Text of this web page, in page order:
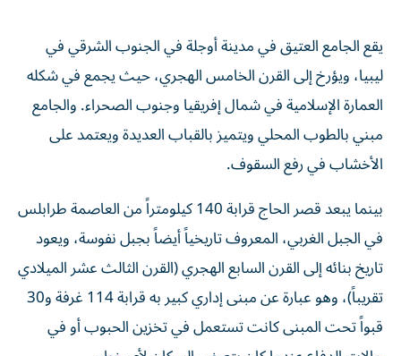
يقع الجامع العتيق في مدينة أوجلة في الجنوب الشرقي في
ليبيا، ويؤرخ إلى القرن الخامس الهجري، حيث يجمع في ⁠شكله
العمارة الإسلامية في شمال إفريقيا وجنوب الصحراء. والجامع
مبني بالطوب المحلي ويتميز بالقباب العديدة ويعتمد على
الأخشاب في رفع السقوف.
بينما يبعد قصر الحاج قرابة 140 كيلومتراً من العاصمة طرابلس
​في الجبل ‌الغربي، المعروف تاريخياً أيضاً بجبل نفوسة، ويعود
تاريخ بنائه إلى القرن السابع الهجري (القرن ‌الثالث عشر الميلادي
تقريباً)، وهو عبارة عن مبنى إداري كبير به قرابة 114 غرفة و30
قبواً تحت المبنى كانت تستعمل في تخزين الحبوب أو في